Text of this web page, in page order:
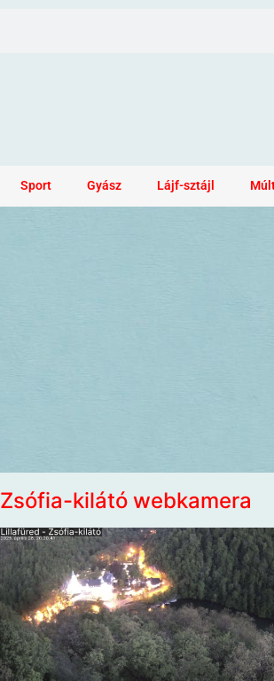
Sport Gyász Lájf-sztájl
Zsófia-kilátó webkamera